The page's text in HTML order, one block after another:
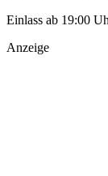
Einlass ab 19:00
Anzeige